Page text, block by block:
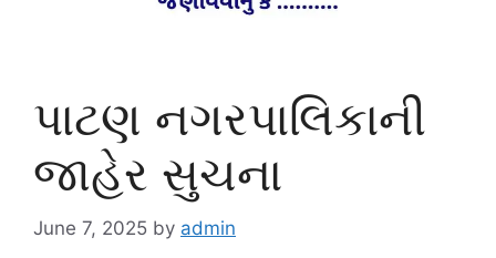
પાટણ નગરપાલિકાની
જાહેર સુચના
June 7, 2025 by admin